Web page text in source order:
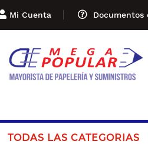
Mi Cuenta Documentos
TODAS LAS CATEGORIAS